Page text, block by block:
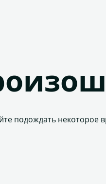
подождать некоторое